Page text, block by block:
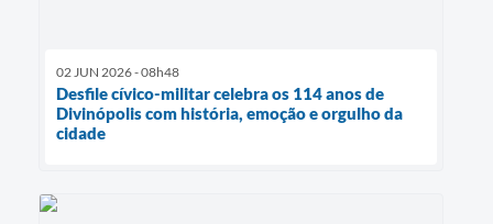
02 JUN 2026 - 08h48
Desfile cívico-militar celebra os 114 anos de
Divinópolis com história, emoção e orgulho da
cidade